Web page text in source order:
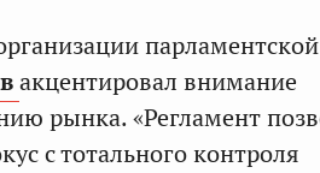
парламентской
акцентировал внимание
рынка. «Регламент
с тотального контроля